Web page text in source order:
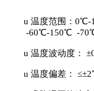
u 温度范围： 0℃-
-60℃-150℃ -
u 温度波动度：
u 温度偏差：